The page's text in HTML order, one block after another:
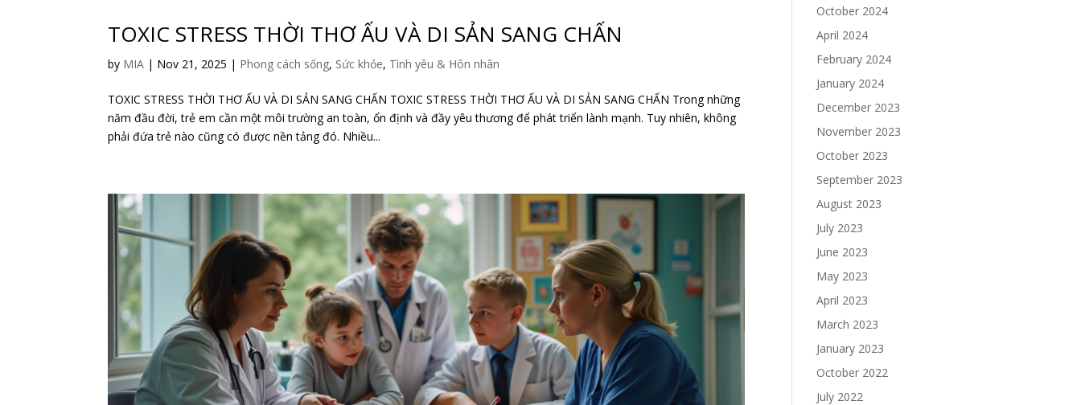
TOXIC STRESS THỜI THƠ ẤU VÀ DI SẢN SANG CHẤN
by MIA | Nov 21, 2025 | Phong cách sống, Sức khỏe, Tình yêu & Hôn nhân
TOXIC STRESS THỜI THƠ ẤU VÀ DI SẢN SANG CHẤN TOXIC STRESS THỜI THƠ ẤU VÀ DI SẢN SANG CHẤN Trong những
năm đầu đời, trẻ em cần một môi trường an toàn, ổn định và đầy yêu thương để phát triển lành mạnh. Tuy nhiên, không
phải đứa trẻ nào cũng có được nền tảng đó. Nhiều...
October 2024
April 2024
February 2024
January 2024
December 2023
November 2023
October 2023
September 2023
August 2023
July 2023
June 2023
May 2023
April 2023
March 2023
January 2023
October 2022
July 2022